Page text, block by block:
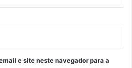
e site neste navegador para a